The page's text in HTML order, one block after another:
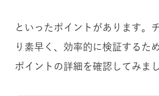
といったポイントがあります。
り素早く、効率的に検証するた
ポイントの詳細を確認してみまし